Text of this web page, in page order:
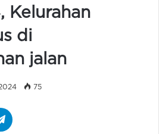
Kelurahan
di
jalan
75